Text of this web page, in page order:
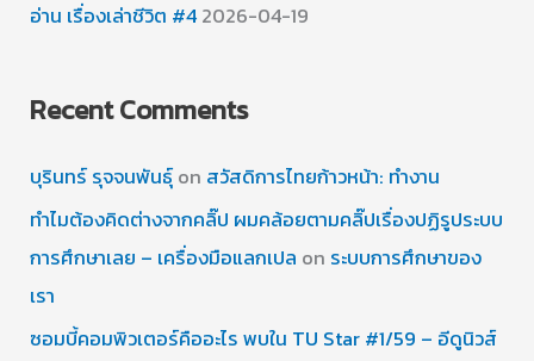
อ่าน เรื่องเล่าชีวิต #4 2026-04-19
Recent Comments
บุรินทร์ รุจจนพันธุ์on สวัสดิการไทยก้าวหน้า: ทำงาน
ทำไมต้องคิดต่างจากคลิ๊ป ผมคล้อยตามคลิ๊ปเรื่องปฏิรูประบบ
การศึกษาเลย – เครื่องมือแลกเปล on ระบบการศึกษาของ
เรา
ซอมบี้คอมพิวเตอร์คืออะไร พบใน TU Star #1/59 – อีดูนิวส์